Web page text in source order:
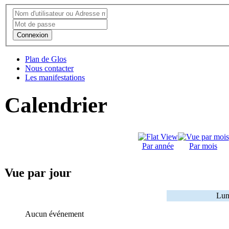
Connexion
Plan de Glos
Nous contacter
Les manifestations
Calendrier
Par année Par mois
Vue par jour
Aucun événement